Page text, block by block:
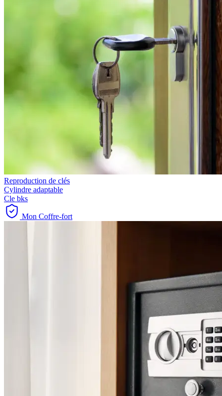
Reproduction de clés
Cylindre adaptable
Cle bks
Mon Coffre-fort